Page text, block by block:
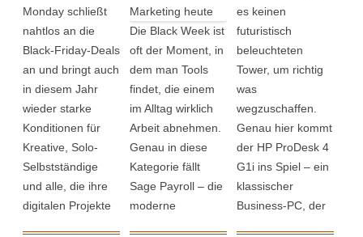
oder moderner zu
sein. Und genau
hier beginnt das
Problem. Denn je
größer das
Angebot, desto
schwieriger […]
Plattform versteht
sich als echtes All-
in-One CRM, das
Vertrieb,
Marketing,
Service, Projekte
und Abrechnung in
einer zentralen
Oberfläche
vereint. Auch […]
Nerven – und oft
auch Umsatz.
ClearCRM will
genau dieses
Problem lösen.
Statt
Insellösungen
bekommst du hier
[…]
Monday schließt
nahtlos an die
Black-Friday-Deals
an und bringt auch
in diesem Jahr
wieder starke
Konditionen für
Kreative, Solo-
Selbstständige
und alle, die ihre
digitalen Projekte
g zum halben
Preis
Die Black Week ist
oft der Moment, in
dem man Tools
findet, die einem
im Alltag wirklich
Arbeit abnehmen.
Genau in diese
Kategorie fällt
Sage Payroll – die
moderne
Arbeitsalltag
es keinen
futuristisch
beleuchteten
Tower, um richtig
was
wegzuschaffen.
Genau hier kommt
der HP ProDesk 4
G1i ins Spiel – ein
klassischer
Business-PC, der